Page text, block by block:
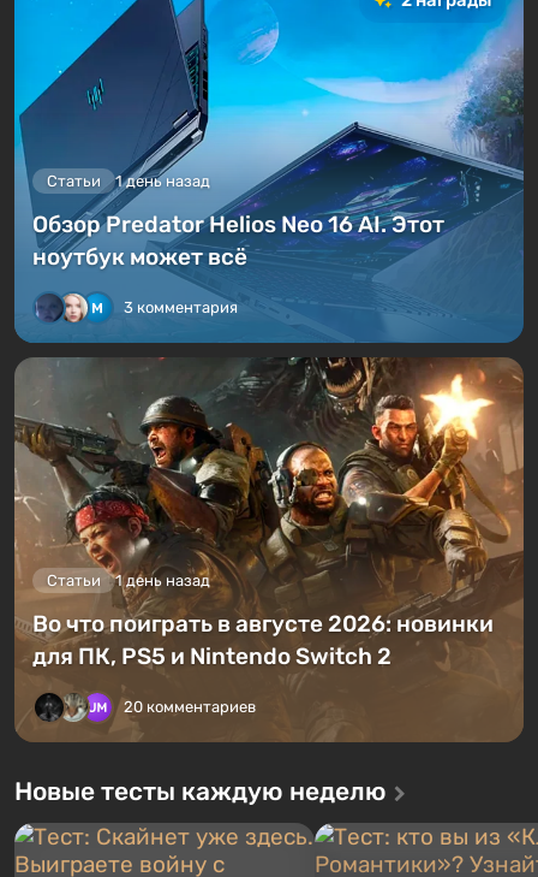
Статьи 1 день назад
Обзор Predator Helios Neo 16 AI. Этот
ноутбук может всё
3 комментария
Статьи 1 день назад
Во что поиграть в августе 2026: новинки
для ПК, PS5 и Nintendo Switch 2
20 комментариев
Новые тесты каждую неделю